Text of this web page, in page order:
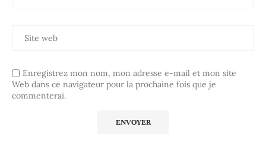
Enregistrez mon nom, mon adresse e-mail et mon site
Web dans ce navigateur pour la prochaine fois que je
commenterai.